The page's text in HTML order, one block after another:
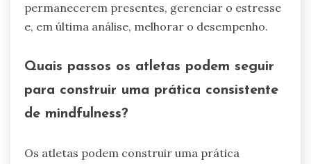
permanecerem presentes, gerenciar o estresse
e, em última análise, melhorar o desempenho.
Quais passos os atletas podem seguir
para construir uma prática consistente
de mindfulness?
Os atletas podem construir uma prática